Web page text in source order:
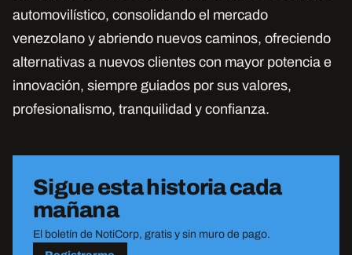
automovilístico, consolidando el mercado
venezolano y abriendo nuevos caminos, ofreciendo
alternativas a nuevos clientes con mayor potencia e
innovación, siempre guiados por sus valores,
profesionalismo, tranquilidad y confianza.
Sigue esta historia cada
mañana
El boletín de NotiCorp, gratis y sin muro de pago.